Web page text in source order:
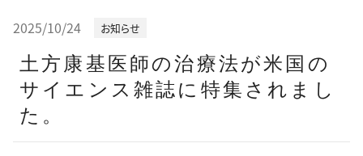
お知らせ
土方康基医師の治療法が米国の
サイエンス雑誌に特集されまし
た。
2025/10/24